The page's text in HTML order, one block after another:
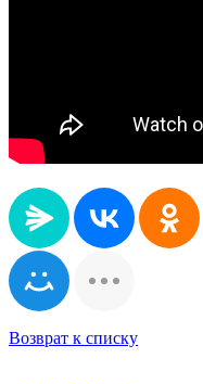
Возврат к списку